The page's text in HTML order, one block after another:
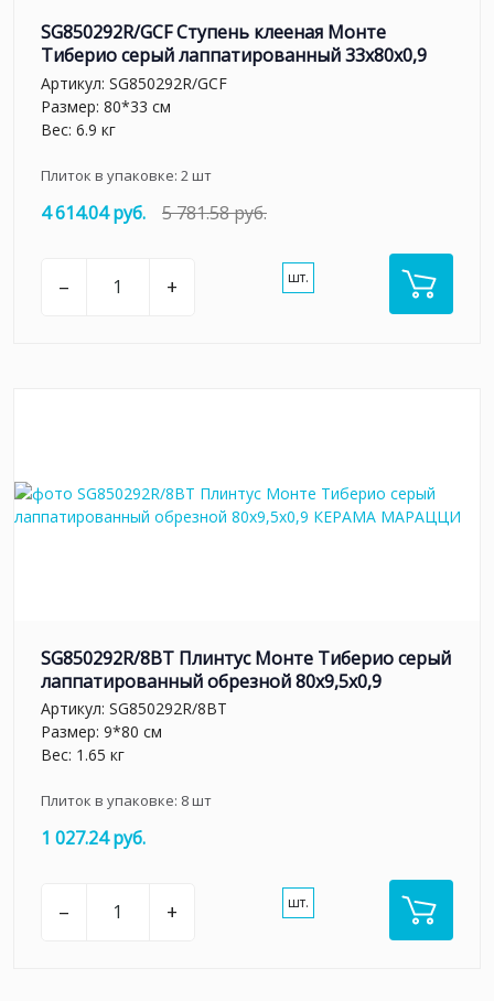
SG850292R/GCF Ступень клееная Монте
Тиберио серый лаппатированный 33x80x0,9
Артикул: SG850292R/GCF
Размер: 80*33 см
Вес: 6.9 кг
Плиток в упаковке: 2шт
4 614.04 руб. 5 781.58 руб.
– + шт.
SG850292R/8BT Плинтус Монте Тиберио серый
лаппатированный обрезной 80x9,5x0,9
Артикул: SG850292R/8BT
Размер: 9*80 см
Вес: 1.65 кг
Плиток в упаковке: 8шт
1 027.24 руб.
– + шт.